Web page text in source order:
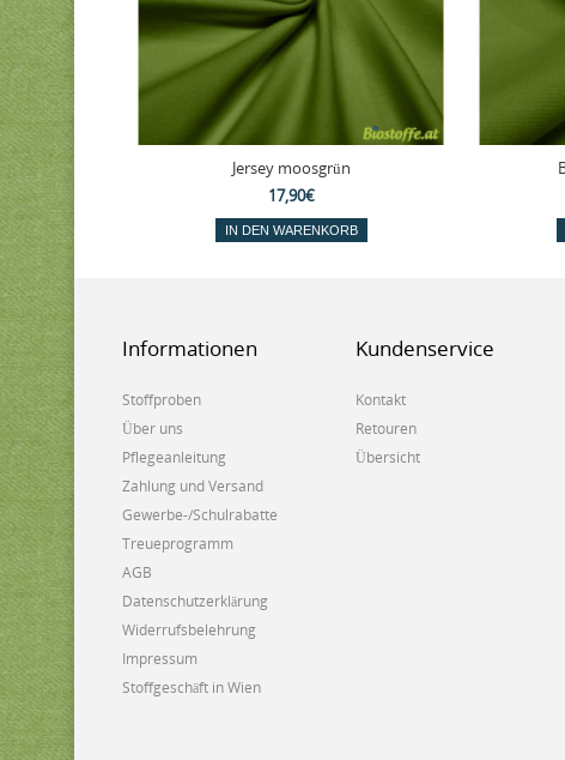
Jersey moosgrün
17,90€
IN DEN WARENKORB
Informationen
Stoffproben
Über uns
Pflegeanleitung
Zahlung und Versand
Gewerbe-/Schulrabatte
Treueprogramm
AGB
Datenschutzerklärung
Widerrufsbelehrung
Impressum
Stoffgeschäft in Wien
Kundenservice
Kontakt
Retouren
Übersicht